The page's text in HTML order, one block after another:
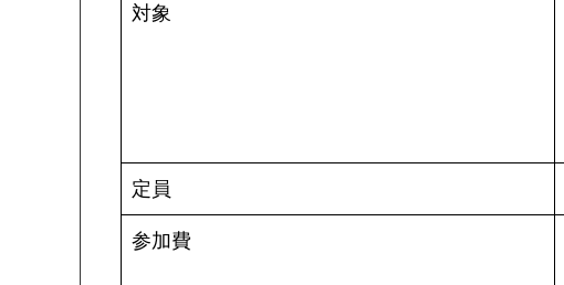
対象
定員
参加費